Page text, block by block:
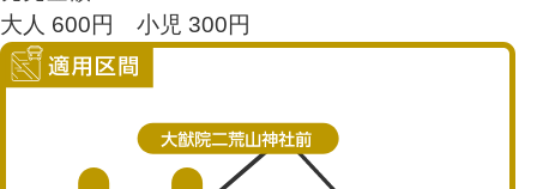
大人 600円 小児 300円